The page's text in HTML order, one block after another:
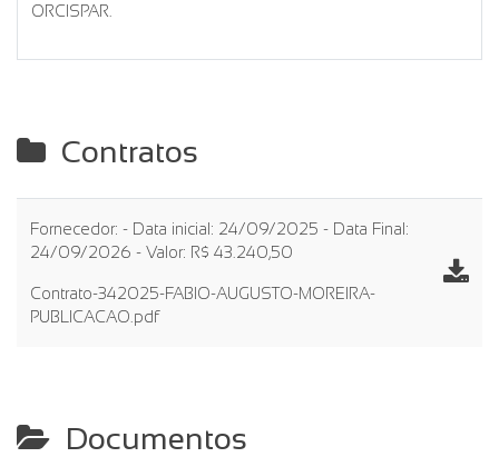
ORCISPAR.
Contratos
Fornecedor: - Data inicial: 24/09/2025 - Data Final:
24/09/2026 - Valor: R$ 43.240,50
Contrato-342025-FABIO-AUGUSTO-MOREIRA-
PUBLICACAO.pdf
Documentos